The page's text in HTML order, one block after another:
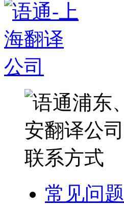
常见问题